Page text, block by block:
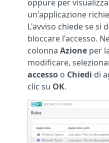
oppure per
un'applicazione
L'avviso chiede se si
bloccare l'accesso.
colonna Azione per
modificare,
accesso o Chiedi di
clic su OK.